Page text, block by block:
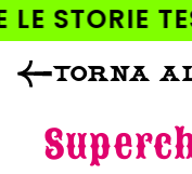
STORIE
TORNA